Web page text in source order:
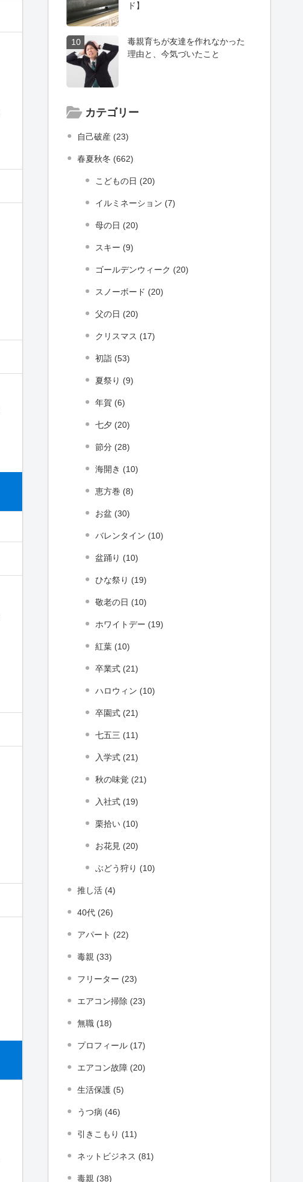
ド】
10
毒親育ちが友達を作れなかった
理由と、今気づいたこと
カテゴリー
自己破産 (23)
春夏秋冬 (662)
こどもの日 (20)
イルミネーション (7)
母の日 (20)
スキー (9)
ゴールデンウィーク (20)
スノーボード (20)
父の日 (20)
クリスマス (17)
初詣 (53)
夏祭り (9)
年賀 (6)
七夕 (20)
節分 (28)
海開き (10)
恵方巻 (8)
お盆 (30)
バレンタイン (10)
盆踊り (10)
ひな祭り (19)
敬老の日 (10)
ホワイトデー (19)
紅葉 (10)
卒業式 (21)
ハロウィン (10)
卒園式 (21)
七五三 (11)
入学式 (21)
秋の味覚 (21)
入社式 (19)
栗拾い (10)
お花見 (20)
ぶどう狩り (10)
推し活 (4)
40代 (26)
アパート (22)
毒親 (33)
フリーター (23)
エアコン掃除 (23)
無職 (18)
プロフィール (17)
エアコン故障 (20)
生活保護 (5)
うつ病 (46)
引きこもり (11)
ネットビジネス (81)
毒親 (38)